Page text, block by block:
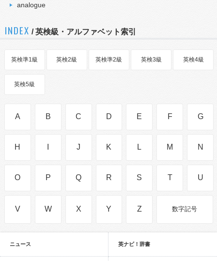
analogue
INDEX / 英検級・アルファベット索引
英検準1級 英検2級 英検準2級 英検3級 英検4級
英検5級
A B C D E F G
H J K L M N
O P Q R S T U
V W X Y Z 数字記号
ニュース 英ナビ！辞書